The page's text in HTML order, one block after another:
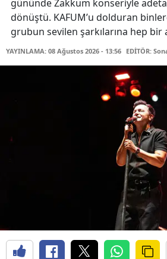
gününde Zakkum konseriyle
dönüştü. KAFUM’u dolduran
grubun sevilen şarkılarına hep bir
YAYINLAMA: 08 Ağustos 2026 - 13:56 EDİTÖR: